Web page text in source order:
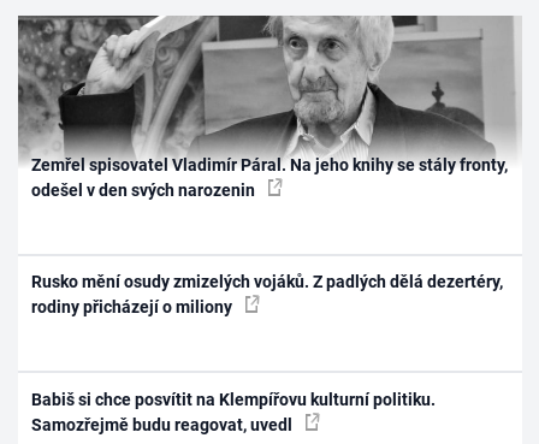
Zemřel spisovatel Vladimír Páral. Na jeho knihy se stály fronty,
odešel v den svých narozenin
Rusko mění osudy zmizelých vojáků. Z padlých dělá dezertéry,
rodiny přicházejí o miliony
Babiš si chce posvítit na Klempířovu kulturní politiku.
Samozřejmě budu reagovat, uvedl